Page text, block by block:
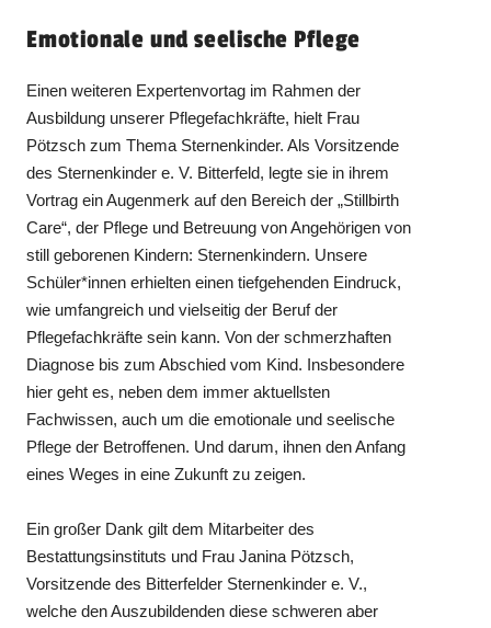
Emotionale und seelische Pflege
Einen weiteren Expertenvortag im Rahmen der
Ausbildung unserer Pflegefachkräfte, hielt Frau
Pötzsch zum Thema Sternenkinder. Als Vorsitzende
des Sternenkinder e. V. Bitterfeld, legte sie in ihrem
Vortrag ein Augenmerk auf den Bereich der „Stillbirth
Care“, der Pflege und Betreuung von Angehörigen von
still geborenen Kindern: Sternenkindern. Unsere
Schüler*innen erhielten einen tiefgehenden Eindruck,
wie umfangreich und vielseitig der Beruf der
Pflegefachkräfte sein kann. Von der schmerzhaften
Diagnose bis zum Abschied vom Kind. Insbesondere
hier geht es, neben dem immer aktuellsten
Fachwissen, auch um die emotionale und seelische
Pflege der Betroffenen. Und darum, ihnen den Anfang
eines Weges in eine Zukunft zu zeigen.
Ein großer Dank gilt dem Mitarbeiter des
Bestattungsinstituts und Frau Janina Pötzsch,
Vorsitzende des Bitterfelder Sternenkinder e. V.,
welche den Auszubildenden diese schweren aber